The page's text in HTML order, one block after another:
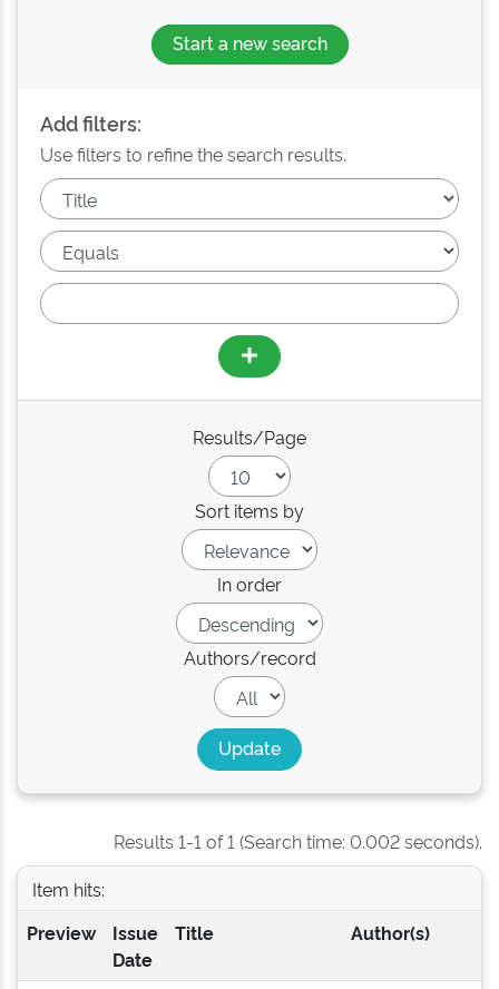
Start a new search
Add filters:
Use filters to refine the search results.
Results/Page
Sort items by
In order
Authors/record
Results 1-1 of 1 (Search time: 0.002 seconds).
Item hits:
Preview
Issue
Date
Title Author(s)